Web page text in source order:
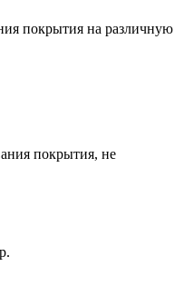
покрытия на различную
покрытия, не